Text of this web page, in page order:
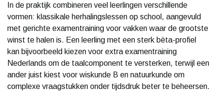
In de praktijk combineren veel leerlingen verschillende
vormen: klassikale herhalingslessen op school, aangevuld
met gerichte examentraining voor vakken waar de grootste
winst te halen is. Een leerling met een sterk bèta-profiel
kan bijvoorbeeld kiezen voor extra examentraining
Nederlands om de taalcomponent te versterken, terwijl een
ander juist kiest voor wiskunde B en natuurkunde om
complexe vraagstukken onder tijdsdruk beter te beheersen.